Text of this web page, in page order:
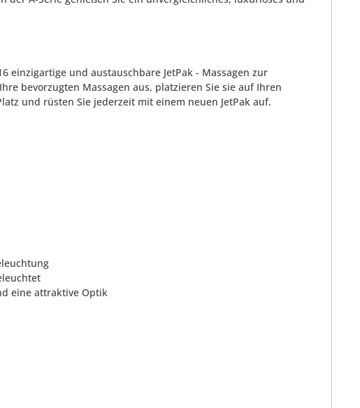
einzigartige und austauschbare JetPak - Massagen zur
bevorzugten Massagen aus, platzieren Sie sie auf Ihren
und rüsten Sie jederzeit mit einem neuen JetPak auf.
eine attraktive Optik